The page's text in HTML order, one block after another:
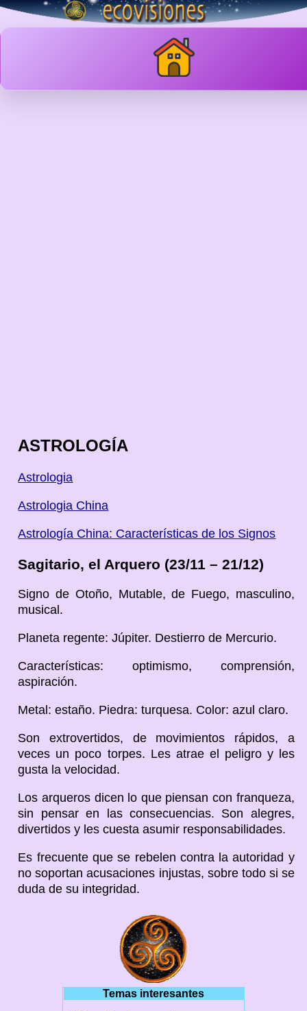
ASTROLOGÍA
Astrologia
Astrologia China
Astrología China: Características de los Signos
Sagitario, el Arquero (23/11 – 21/12)
Signo de Otoño, Mutable, de Fuego, masculino,
musical.
Planeta regente: Júpiter. Destierro de Mercurio.
Características: optimismo, comprensión,
aspiración.
Metal: estaño. Piedra: turquesa. Color: azul claro.
Son extrovertidos, de movimientos rápidos, a
veces un poco torpes. Les atrae el peligro y les
gusta la velocidad.
Los arqueros dicen lo que piensan con franqueza,
sin pensar en las consecuencias. Son alegres,
divertidos y les cuesta asumir responsabilidades.
Es frecuente que se rebelen contra la autoridad y
no soportan acusaciones injustas, sobre todo si se
duda de su integridad.
Temas interesantes